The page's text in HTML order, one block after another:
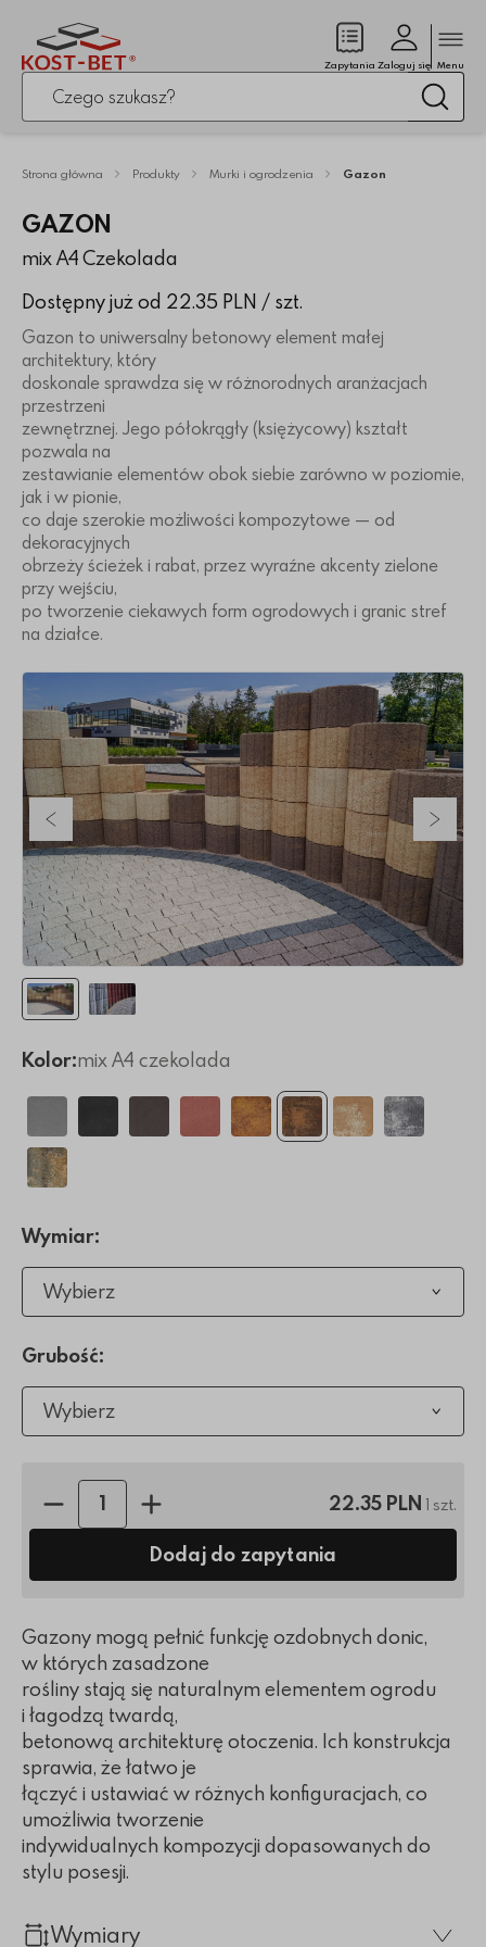
Po kliknięciu przycisku fraza zostanie wyszukana
Zapytania
(pusty)Zaloguj się Menu
Strona główna Produkty Murki i ogrodzenia Gazon
GAZON
mix A4 Czekolada
Dostępny już od 22.35 PLN / szt.
Gazon to uniwersalny betonowy element małej
architektury, który
doskonale sprawdza się w różnorodnych aranżacjach
przestrzeni
zewnętrznej. Jego półokrągły (księżycowy) kształt
pozwala na
zestawianie elementów obok siebie zarówno w poziomie,
jak i w pionie,
co daje szerokie możliwości kompozytowe — od
dekoracyjnych
obrzeży ścieżek i rabat, przez wyraźne akcenty zielone
przy wejściu,
po tworzenie ciekawych form ogrodowych i granic stref
na działce.
Poprzedni slajd
Kolor:mix A4 czekolada
Wymiar:
Wybierz
Grubość:
Wybierz
Ilość sztuk: 22.35 PLN 1 szt.
Dodaj do zapytania
Gazony mogą pełnić funkcję ozdobnych donic,
w których zasadzone
rośliny stają się naturalnym elementem ogrodu
i łagodzą twardą,
betonową architekturę otoczenia. Ich konstrukcja
sprawia, że łatwo je
łączyć i ustawiać w różnych konfiguracjach, co
umożliwia tworzenie
indywidualnych kompozycji dopasowanych do
stylu posesji.
Wymiary